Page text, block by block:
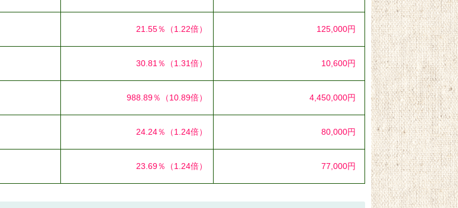
21.55％ （1.22倍） 125,000円
30.81％ （1.31倍） 10,600円
988.89％ （10.89倍） 4,450,000円
24.24％ （1.24倍） 80,000円
23.69％ （1.24倍） 77,000円